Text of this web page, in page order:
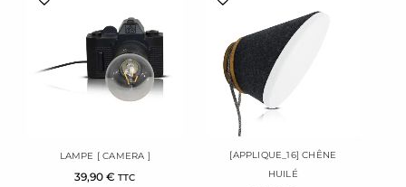
LAMPE [ CAMERA ]
39,90€ TTC
[APPLIQUE_16] CHÊNE
HUILÉ